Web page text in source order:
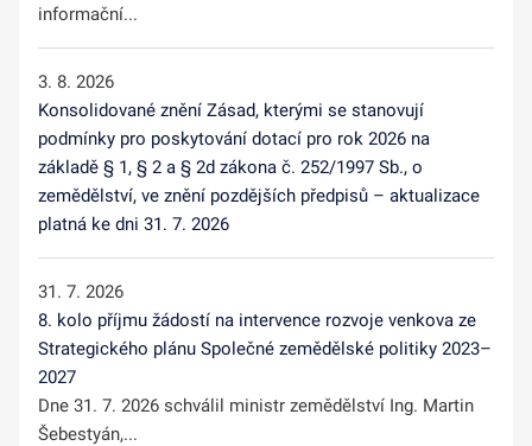
informační...
3. 8. 2026
Konsolidované znění Zásad, kterými se stanovují
podmínky pro poskytování dotací pro rok 2026 na
základě § 1, § 2 a § 2d zákona č. 252/1997 Sb., o
zemědělství, ve znění pozdějších předpisů – aktualizace
platná ke dni 31. 7. 2026
31. 7. 2026
8. kolo příjmu žádostí na intervence rozvoje venkova ze
Strategického plánu Společné zemědělské politiky 2023–
2027
Dne 31. 7. 2026 schválil ministr zemědělství Ing. Martin
Šebestyán,...